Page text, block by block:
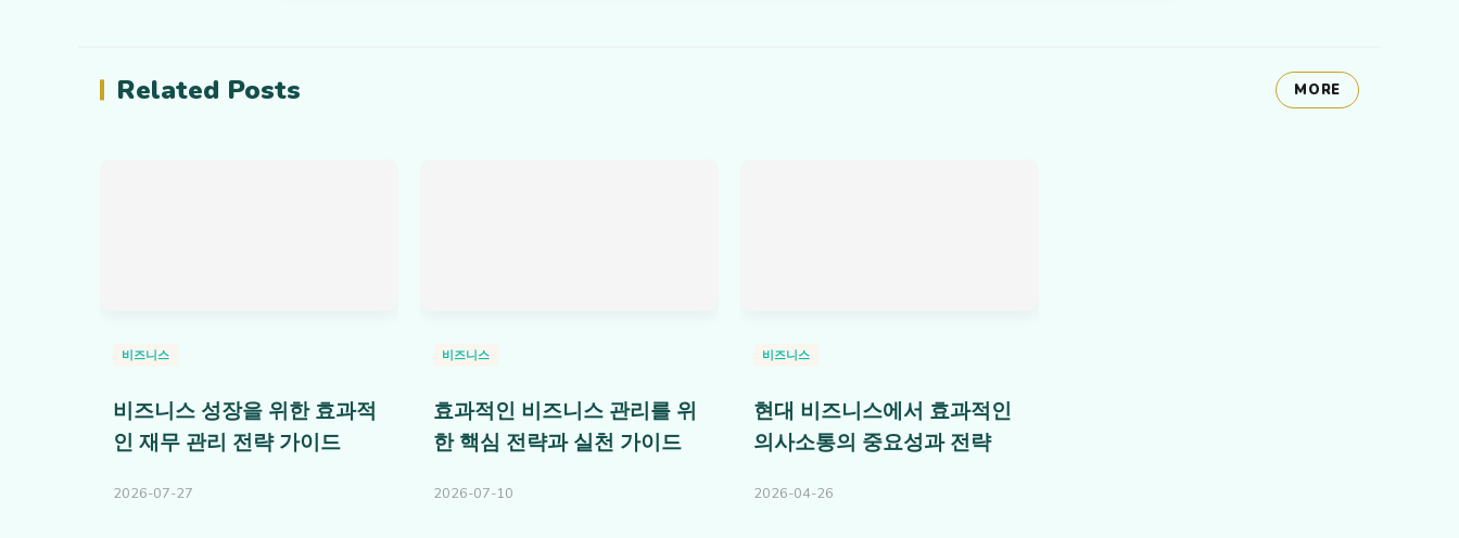
Related Posts MORE
비즈니스
비즈니스 성장을 위한 효과적
인 재무 관리 전략 가이드
2026-07-27
비즈니스
효과적인 비즈니스 관리를 위
한 핵심 전략과 실천 가이드
2026-07-10
비즈니스
현대 비즈니스에서 효과적인
의사소통의 중요성과 전략
2026-04-26